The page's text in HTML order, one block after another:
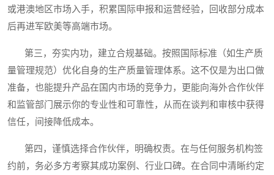
或港澳地区市场入手，积累国际申报和运营经验，回收部分成本
后再进军欧美等高端市场。
第三，夯实内功，建立合规基础。按照国际标准（如生产质
量管理规范）优化自身的生产质量管理体系。这不仅是为出口做
准备，也能提升产品在国内市场的竞争力，更能向海外合作伙伴
和监管部门展示你的专业性和可靠性，从而在谈判和审核中获得
信任，间接降低成本。
第四，谨慎选择合作伙伴，明确权责。在与任何服务机构签
约前，务必多方考察其成功案例、行业口碑。在合同中清晰约定